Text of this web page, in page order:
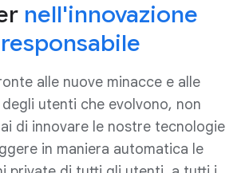
nell'innovazione
responsabile
alle nuove minacce e alle
degli utenti che evolvono, non
di innovare le nostre tecnologie
in maniera automatica le